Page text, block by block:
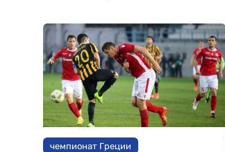
чемпионат Греции